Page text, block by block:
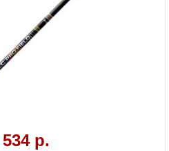
р.